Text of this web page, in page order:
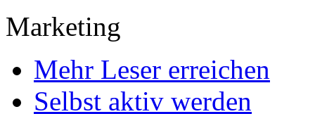
Marketing
Mehr Leser erreichen
Selbst aktiv werden